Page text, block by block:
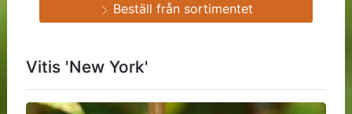
Vitis 'New York'
Beställ från sortimentet